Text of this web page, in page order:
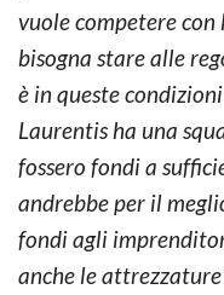
vuole competere
bisogna stare alle
è in queste
Laurentis ha una
fossero fondi a
andrebbe per il
fondi agli
anche le